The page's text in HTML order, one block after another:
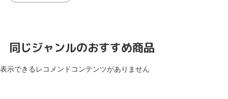
同じジャンルのおすすめ商品
表示できるレコメンドコンテンツがありません